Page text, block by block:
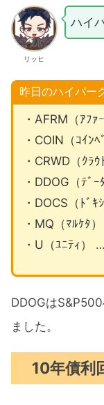
リッヒ
ハイ
昨日のハイパー
・AFRM（ｱﾌ
・COIN（ｺｲﾝ
・CRWD（ｸﾗ
・DDOG（ﾃﾞ
・DOCS（ﾄﾞ
・MQ（ﾏﾙｹﾀ
・U（ﾕﾆﾃｨ）
DDOGは
ました。
10年債利